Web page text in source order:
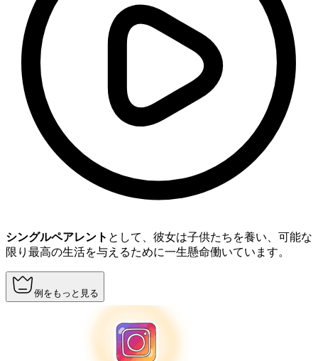
シングルペアレント として、彼女は子供たちを養い、可能な
限り最高の生活を与えるために一生懸命働いています。
例をもっと見る